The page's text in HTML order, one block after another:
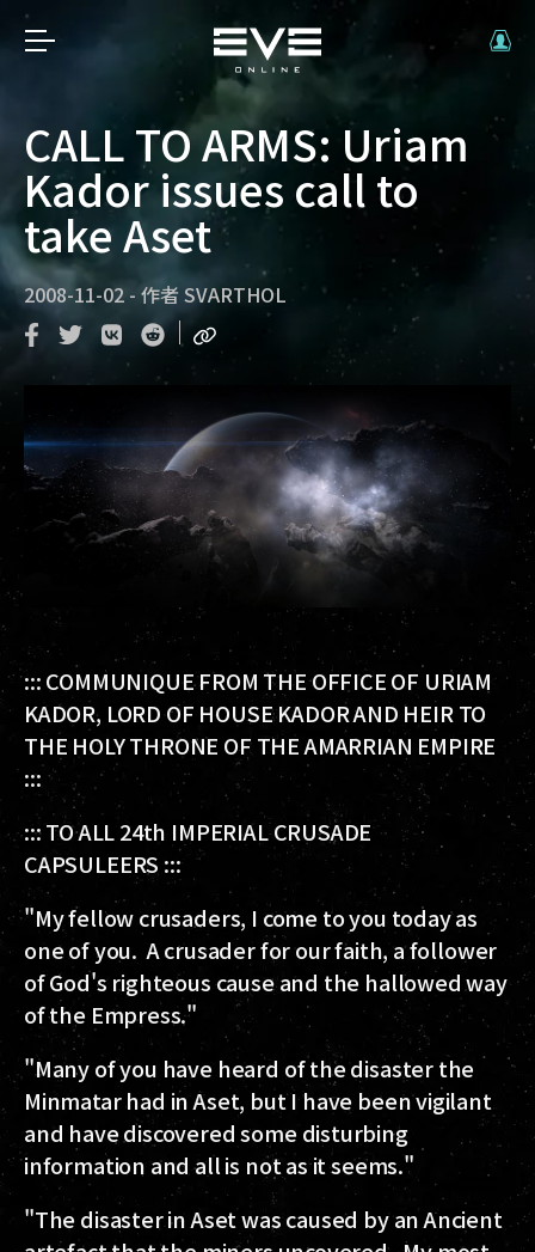
CALL TO ARMS: Uriam
Kador issues call to
take Aset
2008-11-02 - 作者 SVARTHOL
::: COMMUNIQUE FROM THE OFFICE OF URIAM
KADOR, LORD OF HOUSE KADOR AND HEIR TO
THE HOLY THRONE OF THE AMARRIAN EMPIRE
:::
::: TO ALL 24th IMPERIAL CRUSADE
CAPSULEERS :::
"My fellow crusaders, I come to you today as
one of you. A crusader for our faith, a follower
of God's righteous cause and the hallowed way
of the Empress."
"Many of you have heard of the disaster the
Minmatar had in Aset, but I have been vigilant
and have discovered some disturbing
information and all is not as it seems."
"The disaster in Aset was caused by an Ancient